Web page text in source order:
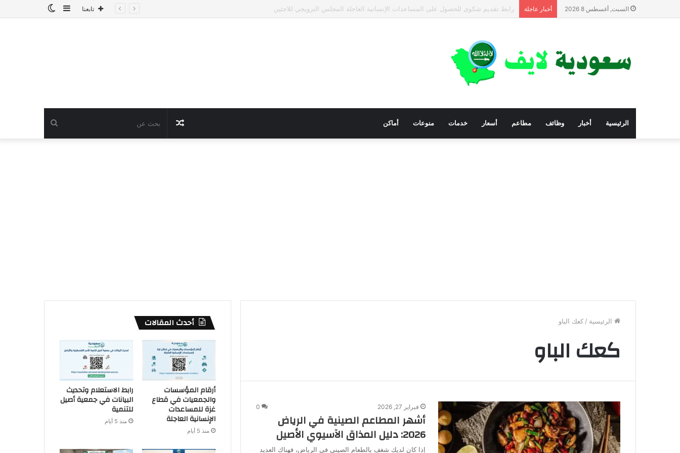
السبت, أغسطس 8 2026 أخبار عاجلة أرقام المؤسسات والجمعيات في قطاع غزة للمساعدات الإنسانية العاجلة
الوضعإضافة
تابعنا
الرئيسية أخبار وظائف مطاعم أسعار خدمات منوعات أماكن بحث مقال
الرئيسية / كعك الباو
كعك الباو
فبراير 27, 2026 0
أشهر المطاعم الصينية في الرياض
2026: دليل المذاق الآسيوي الأصيل
إذا كان لديك شغف بالطعام الصيني في الرياض، فهناك العديد
أحدث المقالات
أرقام المؤسسات
والجمعيات في قطاع
غزة للمساعدات
الإنسانية العاجلة
منذ 5 أيام
رابط الاستعلام وتحديث
البيانات في جمعية أصيل
للتنمية
منذ 5 أيام